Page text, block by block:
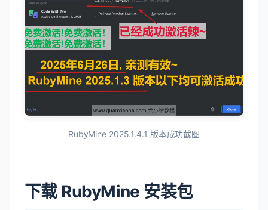
RubyMine 2025.1.4.1 版本成功截图
下载 RubyMine 安装包